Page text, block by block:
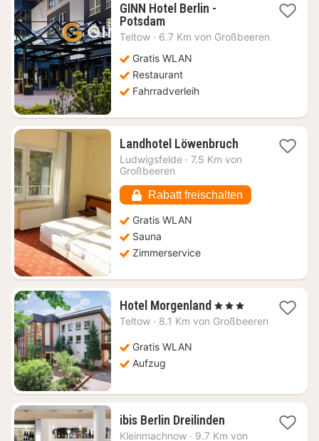
GINN Hotel Berlin -
Potsdam1
Nacht
72,33
€
Teltow · 6.7 Km von Großbeeren
Gratis WLAN
Restaurant
Fahrradverleih
Landhotel Löwenbruch1
Nacht
€
Ludwigsfelde · 7.5 Km von
Großbeeren
Rabatt freischalten
Gratis WLAN
Sauna
Zimmerservice
Hotel Morgenland 1
Nacht
, 3 Sterne
Teltow · 8.1 Km von Großbeeren
Gratis WLAN
Aufzug
ibis Berlin Dreilinden1
Nacht
Kleinmachnow · 9.7 Km von